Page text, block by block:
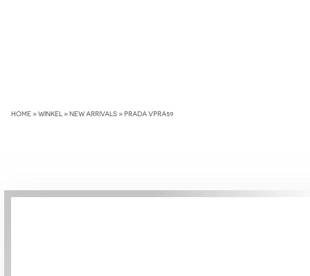
HOME»WINKEL »NEW ARRIVALS»PRADA VPRA59